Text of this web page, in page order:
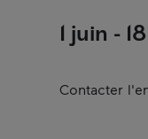
1 juin -
Contacter